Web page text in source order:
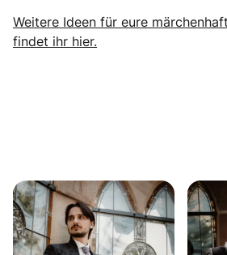
Weitere Ideen für eure
findet ihr hier.